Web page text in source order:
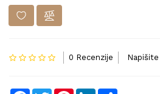
0 Recenzije